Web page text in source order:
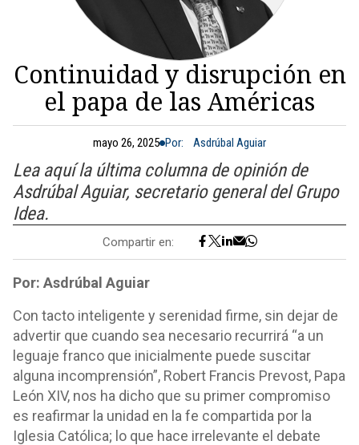
Continuidad y disrupción en
el papa de las Américas
mayo 26, 2025 Por: Asdrúbal Aguiar
Lea aquí la última columna de opinión de
Asdrúbal Aguiar, secretario general del Grupo
Idea.
Compartir en:
Por: Asdrúbal Aguiar
Con tacto inteligente y serenidad firme, sin dejar de
advertir que cuando sea necesario recurrirá “a un
leguaje franco que inicialmente puede suscitar
alguna incomprensión”, Robert Francis Prevost, Papa
León XIV, nos ha dicho que su primer compromiso
es reafirmar la unidad en la fe compartida por la
Iglesia Católica; lo que hace irrelevante el debate